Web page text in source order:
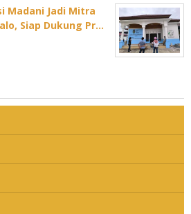
Madani Jadi Mitra
Siap Dukung Pr…